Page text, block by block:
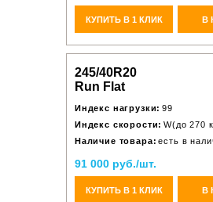
КУПИТЬ В 1 КЛИК В
245/40R20
Run Flat
Индекс нагрузки: 99
Индекс скорости: W(до 270
Наличие товара: есть в
91 000 руб./шт.
КУПИТЬ В 1 КЛИК В